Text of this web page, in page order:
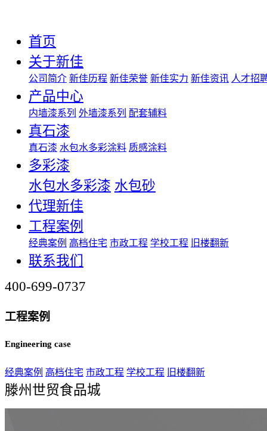
首页
关于新佳
公司简介 新佳历程 新佳荣誉 新佳实力 新佳资讯 人才招
产品中心
内墙漆系列 外墙漆系列 配套辅料
真石漆
真石漆 水包水多彩涂料 质感涂料
多彩漆
水包水多彩漆 水包砂
代理新佳
工程案例
经典案例 高档住宅 市政工程 学校工程 旧楼翻新
联系我们
400-699-0737
工程案例
Engineering case
经典案例 高档住宅 市政工程 学校工程 旧楼翻新
滕州世贸食品城